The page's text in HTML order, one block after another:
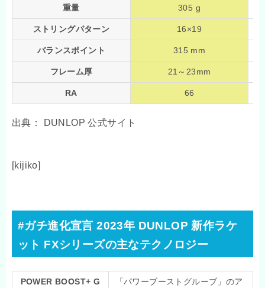
重量 305 g
ストリングパターン 16×19
バランスポイント 315 mm
フレーム厚 21～23mm
RA 66
出典： DUNLOP 公式サイト
[kijiko]
#ガチ進化宣言 2023年 DUNLOP 新作ラケ
ット FXシリーズの主なテクノロジー
POWER BOOST+ G
「パワーブーストグルーブ」のア